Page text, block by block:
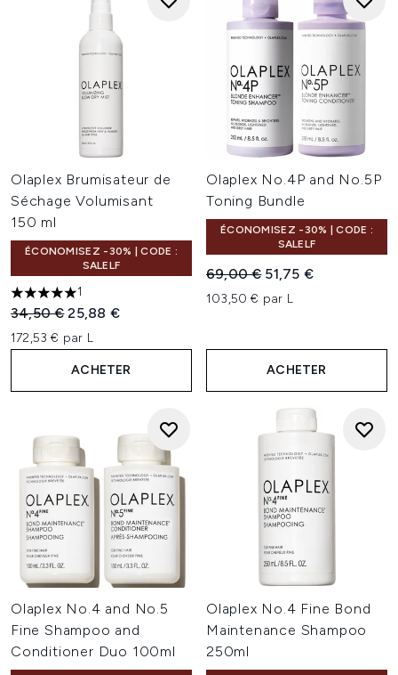
Olaplex Brumisateur de
Séchage Volumisant
150 ml
ÉCONOMISEZ -30% | CODE :
SALELF
5 étoiles sur un maximum de 5
1
Prix de vente :
34,50 €Prix ​​actuel :
25,88 €
172,53 € par L
ACHETER
Olaplex No.4P and No.5P
Toning Bundle
ÉCONOMISEZ -30% | CODE :
SALELF
Prix de vente :
69,00 € Prix ​​actuel :
51,75 €
103,50 € par L
ACHETER
Olaplex No.4 and No.5
Fine Shampoo and
Conditioner Duo 100ml
Olaplex No.4 Fine Bond
Maintenance Shampoo
250ml